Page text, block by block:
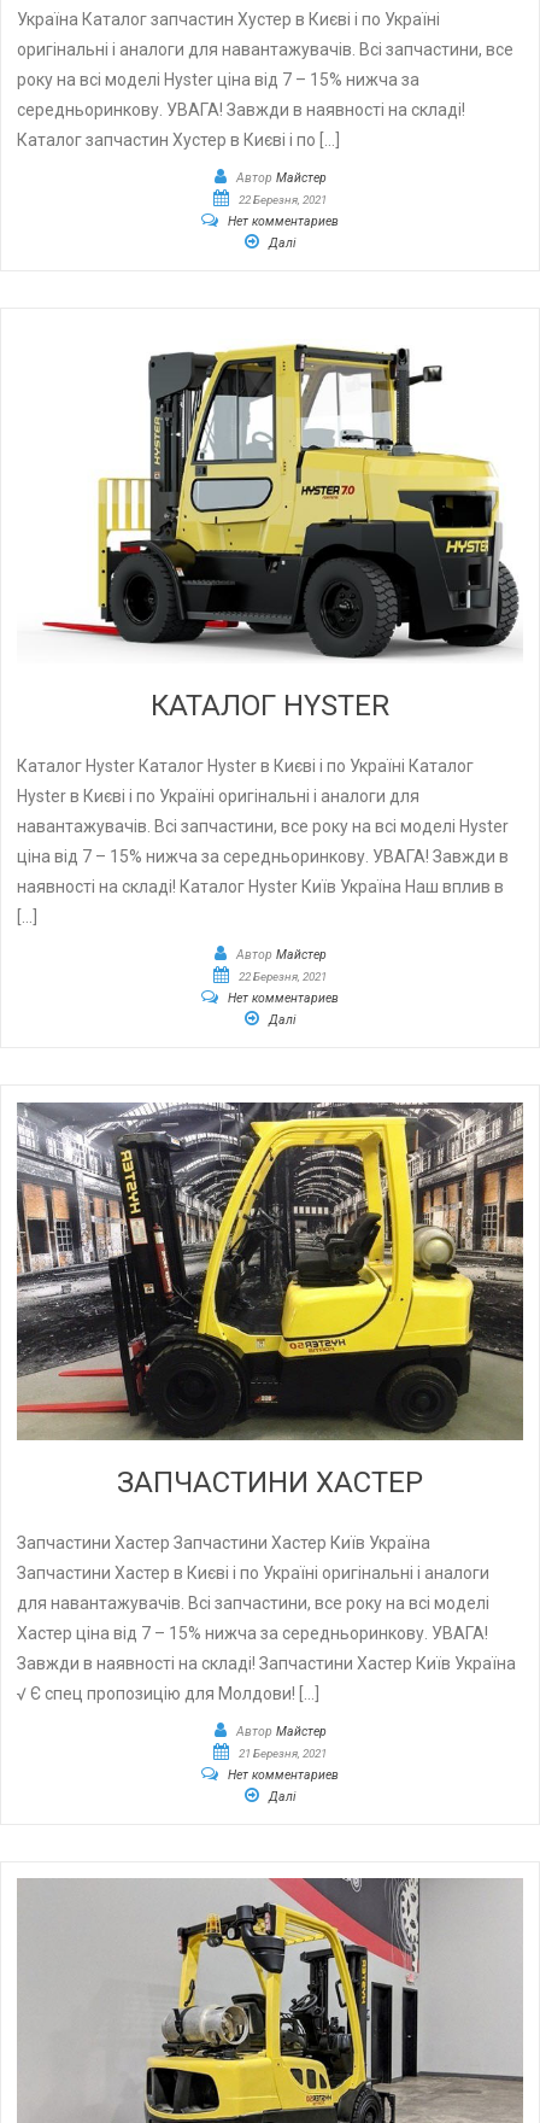
Україна Каталог запчастин Хустер в Києві і по Україні
оригінальні і аналоги для навантажувачів. Всі запчастини, все
року на всі моделі Hyster ціна від 7 – 15% нижча за
середньоринкову. УВАГА! Завжди в наявності на складі!
Каталог запчастин Хустер в Києві і по […]
Автор Майстер
22 Березня, 2021
Нет комментариев
Далі
КАТАЛОГ HYSTER
Каталог Hyster Каталог Hyster в Києві і по Україні Каталог
Hyster в Києві і по Україні оригінальні і аналоги для
навантажувачів. Всі запчастини, все року на всі моделі Hyster
ціна від 7 – 15% нижча за середньоринкову. УВАГА! Завжди в
наявності на складі! Каталог Hyster Київ Україна Наш вплив в
Автор Майстер
22 Березня, 2021
Нет комментариев
Далі
ЗАПЧАСТИНИ ХАСТЕР
Запчастини Хастер Запчастини Хастер Київ Україна
Запчастини Хастер в Києві і по Україні оригінальні і аналоги
для навантажувачів. Всі запчастини, все року на всі моделі
Хастер ціна від 7 – 15% нижча за середньоринкову. УВАГА!
Завжди в наявності на складі! Запчастини Хастер Київ Україна
√ Є спец пропозицію для Молдови! […]
Автор Майстер
21 Березня, 2021
Нет комментариев
Далі